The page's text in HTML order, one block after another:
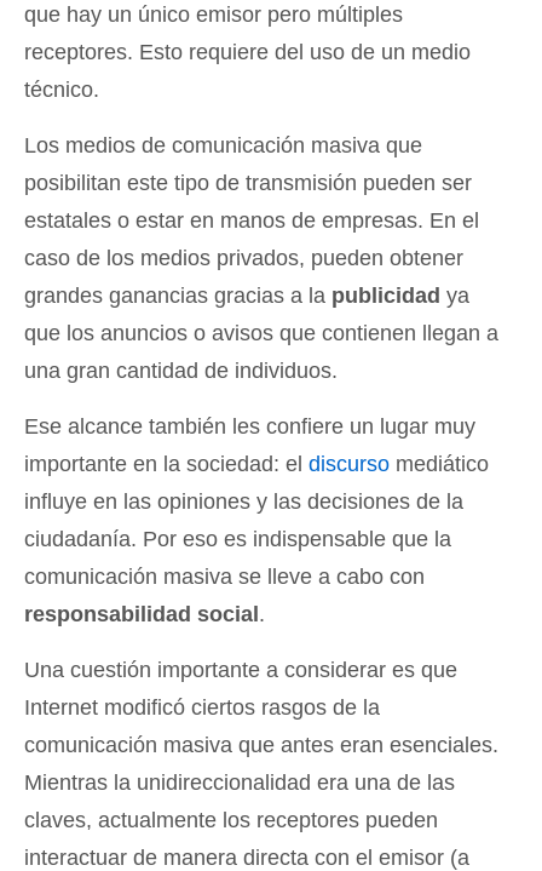
que hay un único emisor pero múltiples
receptores. Esto requiere del uso de un medio
técnico.
Los medios de comunicación masiva que
posibilitan este tipo de transmisión pueden ser
estatales o estar en manos de empresas. En el
caso de los medios privados, pueden obtener
grandes ganancias gracias a la publicidad ya
que los anuncios o avisos que contienen llegan a
una gran cantidad de individuos.
Ese alcance también les confiere un lugar muy
importante en la sociedad: el discurso mediático
influye en las opiniones y las decisiones de la
ciudadanía. Por eso es indispensable que la
comunicación masiva se lleve a cabo con
responsabilidad social.
Una cuestión importante a considerar es que
Internet modificó ciertos rasgos de la
comunicación masiva que antes eran esenciales.
Mientras la unidireccionalidad era una de las
claves, actualmente los receptores pueden
interactuar de manera directa con el emisor (a